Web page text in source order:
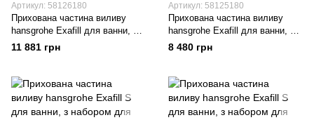
Артикул: 58126180
Прихована частина виливу
hansgrohe Exafill для ванни, з
набором для зливу та
переливу 58126180
11 881 грн
Артикул: 58125180
Прихована частина виливу
hansgrohe Exafill для ванни, з
набором для зливу та
переливу 58125180
8 480 грн